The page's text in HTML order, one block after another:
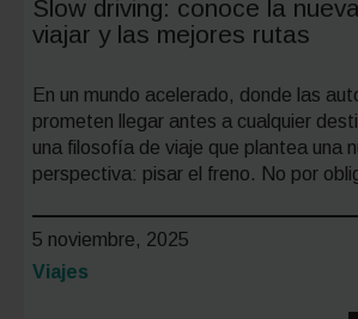
Slow driving: conoce la
viajar y las mejores rutas
En un mundo acelerado, donde las
prometen llegar antes a cualquier
una filosofía de viaje que plantea una
perspectiva: pisar el freno. No por
5 noviembre, 2025
Categoría:
Viajes